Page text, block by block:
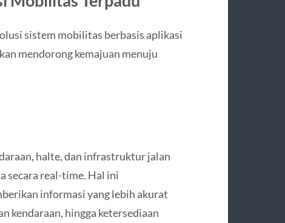
sistem mobilitas berbasis aplikasi
mendorong kemajuan menuju
halte, dan infrastruktur jalan
secara real-time. Hal ini
informasi yang lebih akurat
kendaraan, hingga ketersediaan